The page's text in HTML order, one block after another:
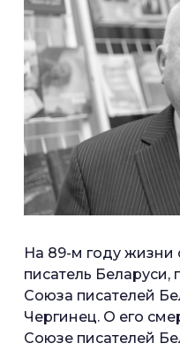
На 89-м году жизни
писатель Беларуси,
Союза писателей
Чергинец. О его
Союзе писателей